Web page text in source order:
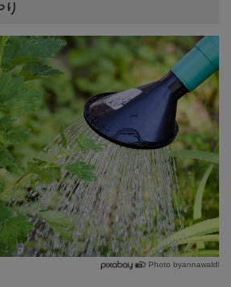
Photo byannawaldl